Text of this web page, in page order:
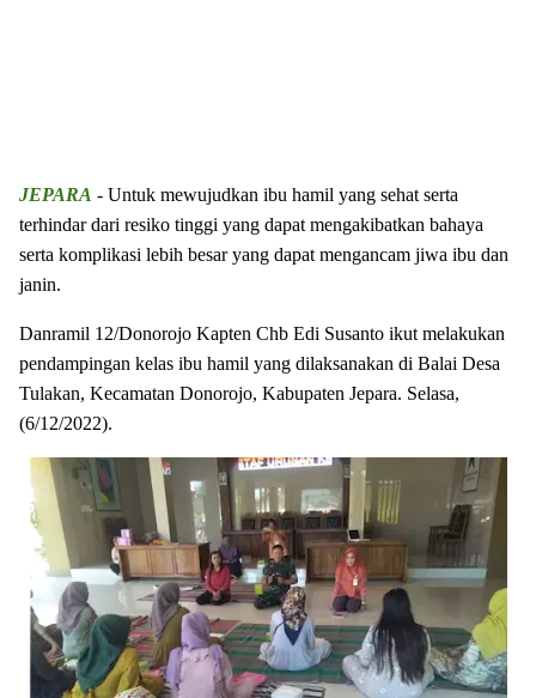
JEPARA - Untuk mewujudkan ibu hamil yang sehat serta
terhindar dari resiko tinggi yang dapat mengakibatkan bahaya
serta komplikasi lebih besar yang dapat mengancam jiwa ibu dan
janin.
Danramil 12/Donorojo Kapten Chb Edi Susanto ikut melakukan
pendampingan kelas ibu hamil yang dilaksanakan di Balai Desa
Tulakan, Kecamatan Donorojo, Kabupaten Jepara. Selasa,
(6/12/2022).